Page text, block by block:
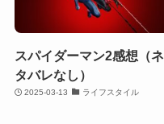
スパイダーマン2感想（ネ
タバレなし）
2025-03-13 ライフスタイル